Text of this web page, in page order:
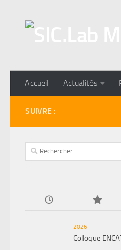
Accueil Actualités
SUIVRE :
Rechercher :
2026
Colloque